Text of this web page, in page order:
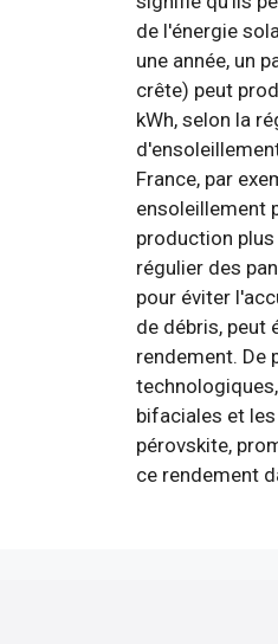
de l'énergie
une année, un
crête) peut
kWh, selon la
France, par
ensoleillement
production
régulier des
pour éviter
de débris, peut
rendement. De
bifaciales et
pérovskite,
ce rendement